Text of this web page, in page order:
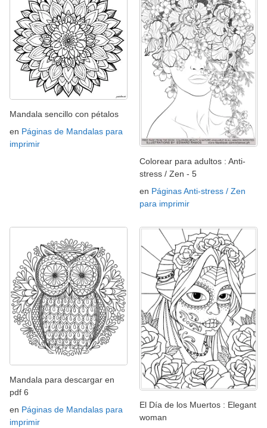
Mandala sencillo con pétalos
en Páginas de Mandalas para
imprimir
Colorear para adultos : Anti-
stress / Zen - 5
en Páginas Anti-stress / Zen
para imprimir
Mandala para descargar en
pdf 6
en Páginas de Mandalas para
imprimir
El Día de los Muertos : Elegant
woman